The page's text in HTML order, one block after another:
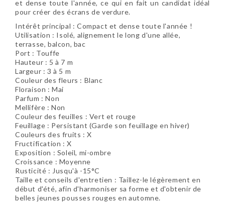
et dense toute l'année, ce qui en fait un candidat idéal
pour créer des écrans de verdure.
Intérêt principal : Compact et dense toute l'année !
Utilisation : Isolé, alignement le long d'une allée,
terrasse, balcon, bac
Port : Touffe
Hauteur : 5 à 7 m
Largeur : 3 à 5 m
Couleur des fleurs : Blanc
Floraison : Mai
Parfum : Non
Mellifère : Non
Couleur des feuilles : Vert et rouge
Feuillage : Persistant (Garde son feuillage en hiver)
Couleurs des fruits : X
Fructification : X
Exposition : Soleil, mi-ombre
Croissance : Moyenne
Rusticité : Jusqu'à -15°C
Taille et conseils d'entretien : Taillez-le légèrement en
début d'été, afin d'harmoniser sa forme et d'obtenir de
belles jeunes pousses rouges en automne.